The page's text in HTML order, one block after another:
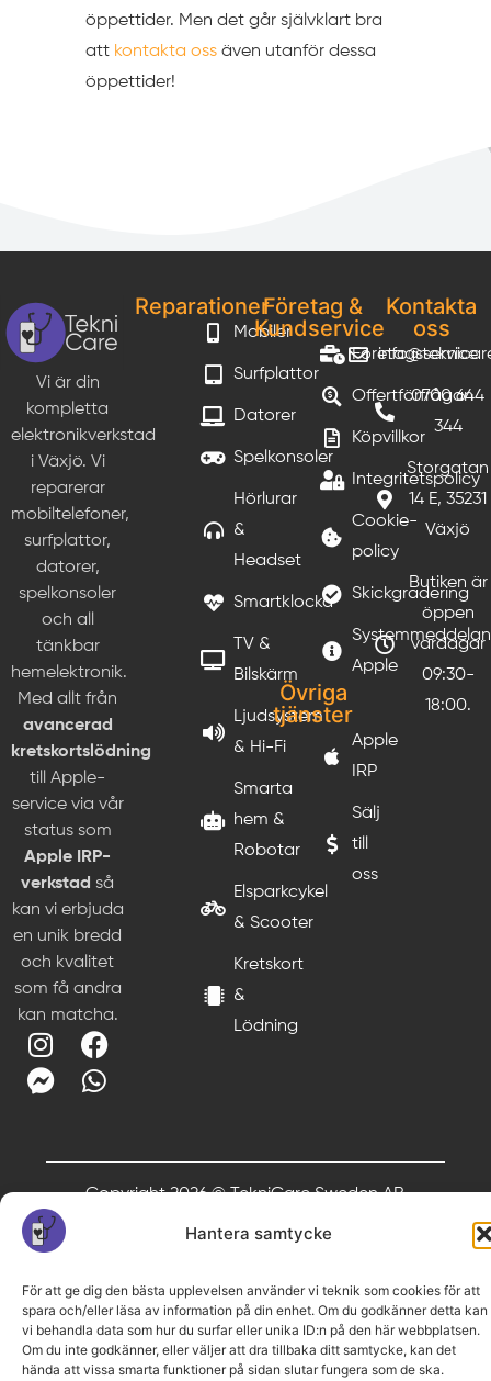
Hantera samtycke
För att ge dig den bästa upplevelsen använder vi teknik som cookies för att
spara och/eller läsa av information på din enhet. Om du godkänner detta kan
vi behandla data som hur du surfar eller unika ID:n på den här webbplatsen.
Om du inte godkänner, eller väljer att dra tillbaka ditt samtycke, kan det
hända att vissa smarta funktioner på sidan slutar fungera som de ska.
öppettider. Men det går självklart bra
att kontakta ossäven utanför dessa
öppettider!
Vi är din
kompletta
elektronikverkstad
i Växjö. Vi
reparerar
mobiltelefoner,
surfplattor,
datorer,
spelkonsoler
och all
tänkbar
hemelektronik.
Med allt från
avancerad
kretskortslödning
till Apple-
service via vår
status som
Apple IRP-
verkstad så
kan vi erbjuda
en unik bredd
och kvalitet
som få andra
kan matcha.
Reparationer
Mobiler
Surfplattor
Datorer
Spelkonsoler
Hörlurar
&
Headset
Smartklocka
TV &
Bilskärm
Ljudsystem
& Hi-Fi
Smarta
hem &
Robotar
Elsparkcykel
& Scooter
Kretskort
&
Lödning
Företag &
Kundservice
Företagsservice
Offertförfrågan
Köpvillkor
Integritetspolicy
Cookie-
policy
Skickgradering
Apple
Övriga
tjänster
Apple
IRP
Sälj
till
oss
Kontakta
oss
0700 644
344
Storgatan
14 E, 35231
Växjö
Butiken är
öppen
vardagar
09:30-
18:00.
Copyright 2026 © TekniCare Sweden AB